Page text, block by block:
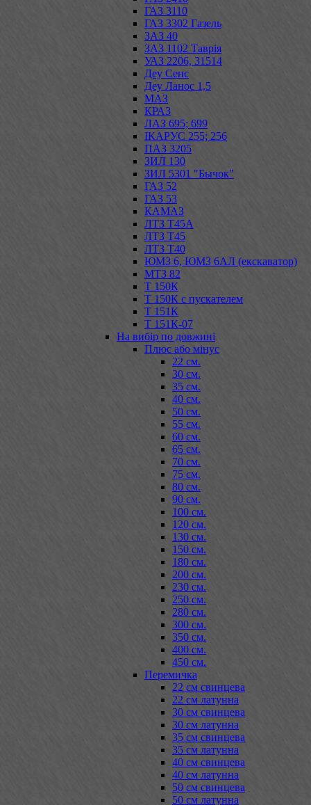
ГАЗ 3110
ГАЗ 3302 Газель
ЗАЗ 40
ЗАЗ 1102 Таврія
УАЗ 2206, 31514
Деу Сенс
Деу Ланос 1,5
МАЗ
КРАЗ
ЛАЗ 695; 699
ІКАРУС 255; 256
ПАЗ 3205
ЗИЛ 130
ЗИЛ 5301 "Бычок"
ГАЗ 52
ГАЗ 53
КАМАЗ
ЛТЗ Т45А
ЛТЗ Т45
ЛТЗ Т40
ЮМЗ 6, ЮМЗ 6АЛ (екскаватор)
МТЗ 82
Т 150К
Т 150К с пускателем
Т 151К
Т 151К-07
На вибір по довжині
Плюс або мінус
22 см.
30 см.
35 см.
40 см.
50 см.
55 см.
60 см.
65 см.
70 см.
75 см.
80 см.
90 см.
100 см.
120 см.
130 см.
150 см.
180 см.
200 см.
230 см.
250 см.
280 см.
300 см.
350 см.
400 см.
450 см.
Перемичка
22 см свинцева
22 см латунна
30 см свинцева
30 см латунна
35 см свинцева
35 см латунна
40 см свинцева
40 см латунна
50 см свинцева
50 см латунна